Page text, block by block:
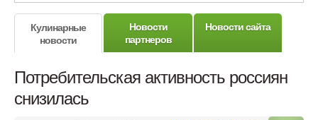
Кулинарные
новости
Новости
партнеров
Новости сайта
Потребительская активность россиян
снизилась